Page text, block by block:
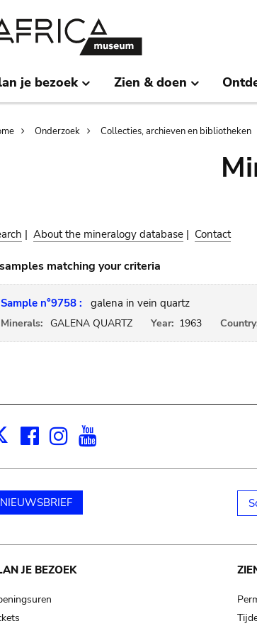
je bezoek Zien & doen
Onderzoek Collecties, archieven en bibliotheken
| About the mineralogy database | Contact
matching your criteria
Sample n°9758 : galena in vein quartz
Minerals: GALENA QUARTZ Year: 1963
X Facebook
Instagram
NIEUWSBRIEF
JE BEZOEK